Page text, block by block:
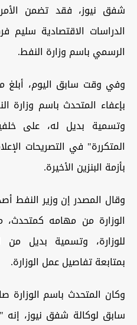
شفق نيوز، فقد تضمن
الدراسات الاقتصادية
الرسمي باسم وزارة النفط.
وفي وقت سابق اليوم،
بإعفاء المتحدث باسم
وتسمية بديل له، على
المتكررة" في التصريحات
بأزمة البنزين الأخيرة.
وقال المصدر إن وزير النفط
الوزارة من مهامه
للوزارة، وتسمية بديل من
بمتابعة تفاصيل عمل الوزارة.
وكان المتحدث باسم
سابق لوكالة شفق نيوز، إنه